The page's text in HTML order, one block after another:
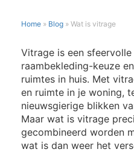
Home » Blog » Wat is vitrage
IS
VITRAGE
Vitrage is een
raambekleding-keuze
ruimtes in huis. Met
en ruimte in je woning,
nieuwsgierige blikken
Maar wat is vitrage
gecombineerd worden
wat is dan weer het